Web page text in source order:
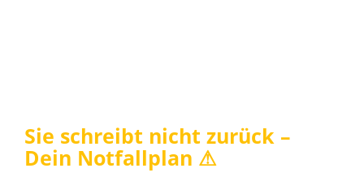
Sie schreibt nicht zurück –
Dein Notfallplan ⚠